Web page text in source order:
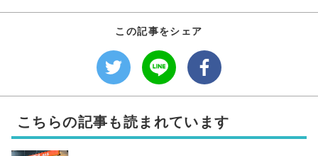
この記事をシェア
こちらの記事も読まれています